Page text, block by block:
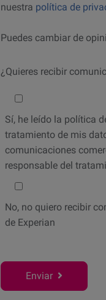
nuestra política de
Puedes cambiar de
¿Quieres recibir
Would you like to hear
Sí, he leído la política
tratamiento de mis
comunicaciones
responsable del
No, no quiero recibir
de Experian
Enviar